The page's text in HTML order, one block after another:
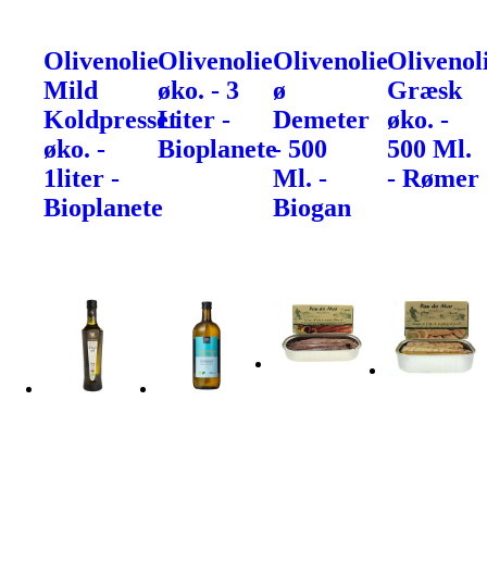
Olivenolie
Mild
Koldpresset
øko. -
1liter -
Bioplanete
Olivenolie
øko. - 3
Liter -
Bioplanete
Olivenolie
ø
Demeter
- 500
Ml. -
Biogan
Græsk
øko. -
500 Ml.
- Rømer